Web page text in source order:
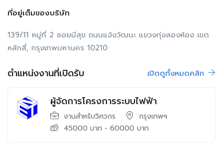
ที่อยู่เต็มของบริษัท
139/11 หมู่ที่ 2 ซอยมีสุข ถนนแจ้งวัฒนะ แขวงทุ่งสองห้อง เขต
หลักสี่, กรุงเทพมหานคร 10210
ตำแหน่งงานที่เปิดรับ เปิดดูทั้งหมดคลิก
ผู้จัดการโครงการระบบไฟฟ้า
งานสำหรับวิศวกร
กรุงเทพฯ
45000 บาท - 60000 บาท